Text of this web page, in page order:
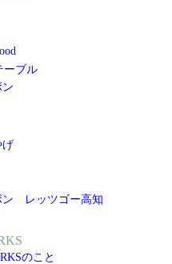
ーブル
ン
げ
ン レッツゴー高知
のこと